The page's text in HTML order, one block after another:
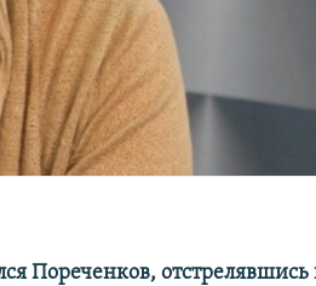
Пореченков,